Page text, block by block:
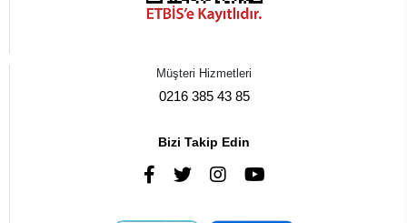
Müşteri Hizmetleri
0216 385 43 85
Bizi Takip Edin